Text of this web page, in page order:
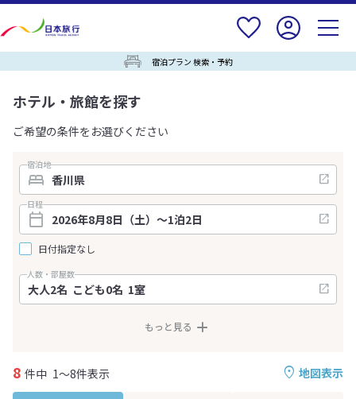
宿泊プラン 検索・予約
ホテル・旅館を探す
ご希望の条件をお選びください
宿泊地
日程
日付指定なし
人数・部屋数
もっと見る
地図表示
8 件中 1～8件表示